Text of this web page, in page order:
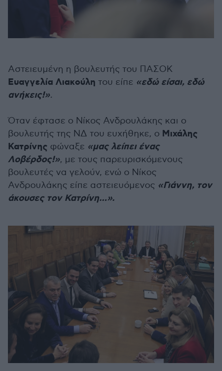
Αστειευμένη η βουλευτής του ΠΑΣΟΚ
Ευαγγελία Λιακούλη του είπε «εδώ είσαι, εδώ
ανήκεις!».
Όταν έφτασε ο Νίκος Ανδρουλάκης και ο
βουλευτής της ΝΔ του ευχήθηκε, ο Μιχάλης
Κατρίνης φώναξε «μας λείπει ένας
Λοβέρδος!», με τους παρευρισκόμενους
βουλευτές να γελούν, ενώ ο Νίκος
Ανδρουλάκης είπε αστειευόμενος «Γιάννη, τον
άκουσες τον Κατρίνη…».